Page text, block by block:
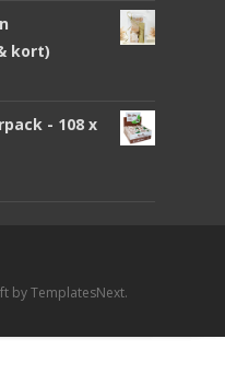
kort)
- 108 x
by TemplatesNext.